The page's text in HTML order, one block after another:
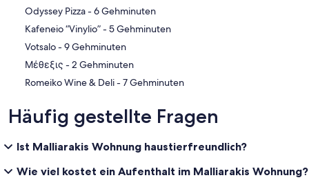
‪Odyssey Pizza - ‬6 Gehminuten
‪Kafeneio “Vinylio” - ‬5 Gehminuten
‪Votsalo - ‬9 Gehminuten
‪Μέθεξις - ‬2 Gehminuten
‪Romeiko Wine & Deli - ‬7 Gehminuten
Häufig gestellte Fragen
Ist Malliarakis Wohnung haustierfreundlich?
Wie viel kostet ein Aufenthalt im Malliarakis Wohnung?